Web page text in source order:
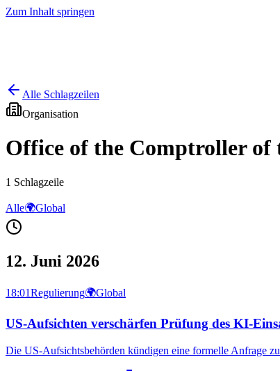
Zum Inhalt springen
Alle Schlagzeilen
Organisation
Office of the Comptroller of
1 Schlagzeile
Alle🌍Global
12. Juni 2026
18:01Regulierung🌍Global
US-Aufsichten verschärfen Prüfung des
Die US-Aufsichtsbehörden kündigen eine formelle Anfrage